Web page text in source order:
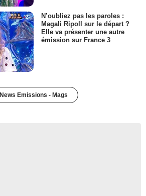
N’oubliez pas les paroles :
Magali Ripoll sur le départ ?
Elle va présenter une autre
émission sur France 3
News Emissions - Mags